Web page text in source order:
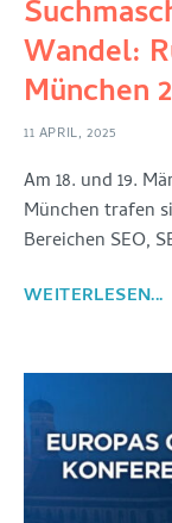
Wandel:
München
11 APRIL, 2025
Am 18. und 19.
München trafen
Bereichen SEO,
WEITERLESEN...